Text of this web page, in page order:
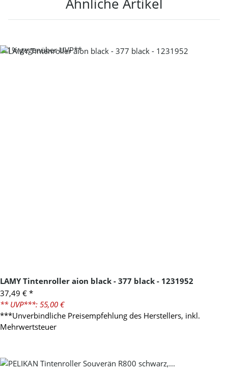
Ähnliche Artikel
-31%gegenüber UVP**
LAMY Tintenroller aion black - 377 black - 1231952
37,49 € *
** UVP***: 55,00 €
***Unverbindliche Preisempfehlung des Herstellers, inkl.
Mehrwertsteuer